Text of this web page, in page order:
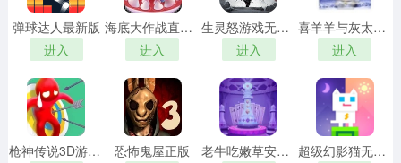
弹球达人最新版
进入
海底大作战直装游戏版
进入
生灵怒游戏无广告版
进入
喜羊羊与灰太狼之转折安卓直装版
进入
枪神传说3D游戏绿色版
恐怖鬼屋正版
老牛吃嫩草安卓官方版
超级幻影猫无广告版